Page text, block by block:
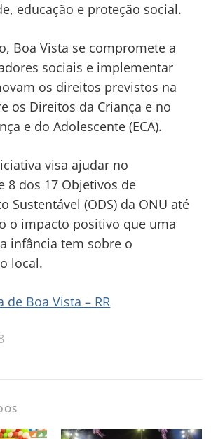
educação e proteção social.
Boa Vista se compromete a
sociais e implementar
os direitos previstos na
os Direitos da Criança e no
e do Adolescente (ECA).
visa ajudar no
8 dos 17 Objetivos de
Sustentável (ODS) da ONU até
o impacto positivo que uma
infância tem sobre o
local.
de Boa Vista – RR